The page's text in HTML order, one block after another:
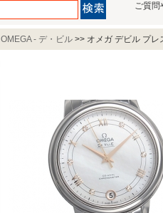
ご質問
OMEGA - デ・ビル >> オメガ デビル プ